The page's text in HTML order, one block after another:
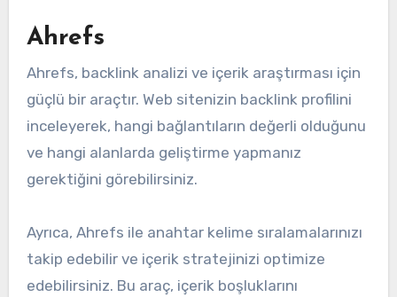
Ahrefs
Ahrefs, backlink analizi ve içerik araştırması için
güçlü bir araçtır. Web sitenizin backlink profilini
inceleyerek, hangi bağlantıların değerli olduğunu
ve hangi alanlarda geliştirme yapmanız
gerektiğini görebilirsiniz.
Ayrıca, Ahrefs ile anahtar kelime sıralamalarınızı
takip edebilir ve içerik stratejinizi optimize
edebilirsiniz. Bu araç, içerik boşluklarını